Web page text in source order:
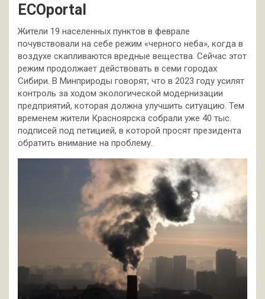
ECOportal
Жители 19 населенных пунктов в феврале
почувствовали на себе режим «черного неба», когда в
воздухе скапливаются вредные вещества. Сейчас этот
режим продолжает действовать в семи городах
Сибири. В Минприроды говорят, что в 2023 году усилят
контроль за ходом экологической модернизации
предприятий, которая должна улучшить ситуацию. Тем
временем жители Красноярска собрали уже 40 тыс.
подписей под петицией, в которой просят президента
обратить внимание на проблему.